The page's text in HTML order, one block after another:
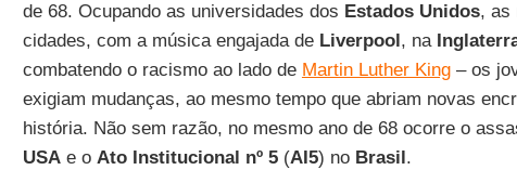
de 68. Ocupando as universidades dos Estados Unidos, as
cidades, com a música engajada de Liverpool, na
combatendo o racismo ao lado de Martin Luther King– os
exigiam mudanças, ao mesmo tempo que abriam novas
história. Não sem razão, no mesmo ano de 68 ocorre o
USAe o Ato Institucional nº 5(AI5) no Brasil.